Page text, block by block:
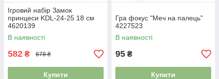
Ігровий набір Замок
принцеси KDL-24-25 18 см
4620139
В наявності
582 ₴ 678 ₴
Купити
Гра фокус "Меч на палець"
4227523
В наявності
95 ₴
Купити